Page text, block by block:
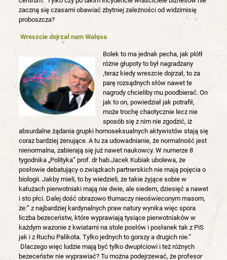
zaczną się czasami obawiać zbytniej zależności od widzimisię
proboszcza?
Wreszcie dojrzał nam Wałęsa
Bolek to ma jednak pecha, jak plótł
różne głupoty to był nagradzany
,teraz kiedy wreszcie dojrzał, to za
parę rozsądnych słów nawet te
nagrody chcieliby mu poodbierać. On
jak to on, powiedział jak potrafił,
może trochę chaotycznie lecz nie
sposób się z nim nie zgodzić, iż
absurdalne żądania grupki homoseksualnych aktywistów stają się
coraz bardziej żenujące. A tu za udowadnianie, że normalność jest
nienormalna, zabierają się już nawet naukowcy. W numerze 8
tygodnika „Polityka” prof. dr hab.Jacek Kubiak ubolewa, że
posłowie debatujący o związkach partnerskich nie mają pojęcia o
biologii. Jakby mieli, to by wiedzieli, że takie żyjące sobie w
kałużach pierwotniaki mają nie dwie, ale siedem, dziesięć a nawet
i sto płci. Dalej dość obrazowo tłumaczy nieoświeconym masom,
że:” z najbardziej kardynalnych praw natury wynika więc spora
liczba bezeceństw, które wyprawiają tysiące pierwotniaków w
każdym wazonie z kwiatami na stole posłów i posłanek tak z PiS
jak i z Ruchu Palikota. Tylko jednych to gorszy a drugich nie.”
Dlaczego więc ludzie mają być tylko dwupłciowi i też różnych
bezeceństw nie wyprawiać? Tu można podejrzewać, że profesor